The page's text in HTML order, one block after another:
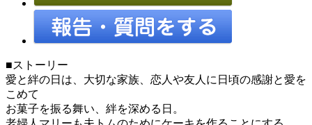
■ストーリー
愛と絆の日は、大切な家族、恋人や友人に日頃の感謝と愛を
こめて
お菓子を振る舞い、絆を深める日。